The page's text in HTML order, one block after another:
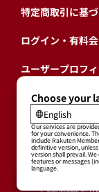
特定商取引に基
ログイン・有料
ユーザープロフ
会員情報引継ぎ
退会